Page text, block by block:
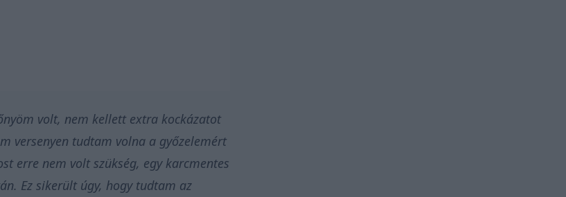
volt, nem kellett extra kockázatot
versenyen tudtam volna a győzelemért
erre nem volt szükség, egy karcmentes
Ez sikerült úgy, hogy tudtam az